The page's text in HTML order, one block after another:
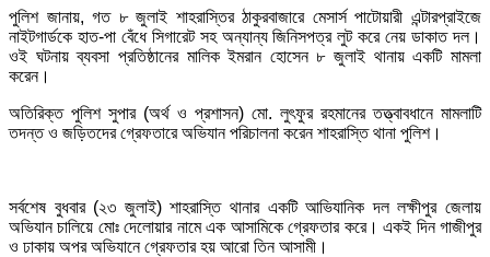
পুলিশ জানায়, গত ৮ জুলাই শাহরাস্তির ঠাকুরবাজারে মেসার্স পাটোয়ারী এন্টারপ্রাইজে
নাইটগার্ডকে হাত-পা বেঁধে সিগারেট সহ অন্যান্য জিনিসপত্র লুট করে নেয় ডাকাত দল।
ওই ঘটনায় ব্যবসা প্রতিষ্ঠানের মালিক ইমরান হোসেন ৮ জুলাই থানায় একটি মামলা
করেন।
অতিরিক্ত পুলিশ সুপার (অর্থ ও প্রশাসন) মো. লুৎফুর রহমানের তত্ত্বাবধানে মামলাটি
তদন্ত ও জড়িতদের গ্রেফতারে অভিযান পরিচালনা করেন শাহরাস্তি থানা পুলিশ।
সর্বশেষ বুধবার (২৩ জুলাই) শাহরাস্তি থানার একটি আভিযানিক দল লক্ষীপুর জেলায়
অভিযান চালিয়ে মোঃ দেলোয়ার নামে এক আসামিকে গ্রেফতার করে। একই দিন গাজীপুর
ও ঢাকায় অপর অভিযানে গ্রেফতার হয় আরো তিন আসামী।